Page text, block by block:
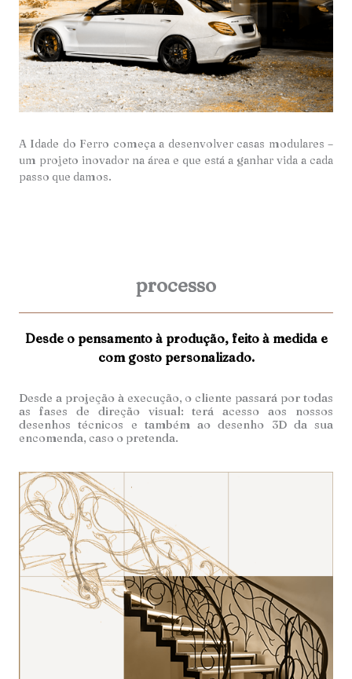
A Idade do Ferro começa a desenvolver casas modulares –
um projeto inovador na área e que está a ganhar vida a cada
passo que damos.
processo
Desde o pensamento à produção, feito à medida e
com gosto personalizado.
Desde a projeção à execução, o cliente passará por todas
as fases de direção visual: terá acesso aos nossos
desenhos técnicos e também ao desenho 3D da sua
encomenda, caso o pretenda.